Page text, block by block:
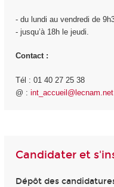
- du lundi au vendredi de
- jusqu’à 18h le jeudi.
Contact :
Tél : 01 40 27 25 38
@ : int_accueil@lecnam.net
Candidater et
Dépôt des